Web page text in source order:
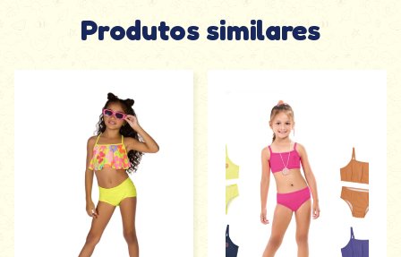
Produtos similares